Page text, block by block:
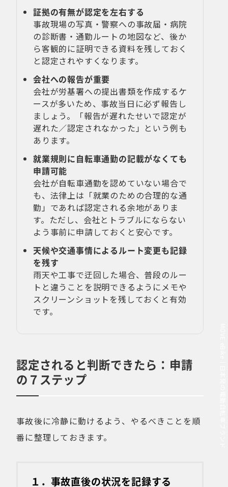
証拠の有無が認定を左右する
事故現場の写真・警察への事故届・病院
の診断書・通勤ルートの地図など、後か
ら客観的に証明できる資料を残しておく
と認定されやすくなります。
会社への報告が重要
会社が労基署への提出書類を作成するケ
ースが多いため、事故当日に必ず報告し
ましょう。「報告が遅れたせいで認定が
遅れた／認定されなかった」という例も
あります。
就業規則に自転車通勤の記載がなくても
申請可能
会社が自転車通勤を認めていない場合で
も、法律上は「就業のための合理的な通
勤」であれば認定される余地がありま
す。ただし、会社とトラブルにならない
よう事前に申請しておくと安心です。
天候や交通事情によるルート変更も記録
を残す
雨天や工事で迂回した場合、普段のルー
トと違うことを説明できるようにメモや
スクリーンショットを残しておくと有効
です。
認定されると判断できたら：申請
の７ステップ
事故後に冷静に動けるよう、やるべきことを順
番に整理しておきます。
１．事故直後の状況を記録する